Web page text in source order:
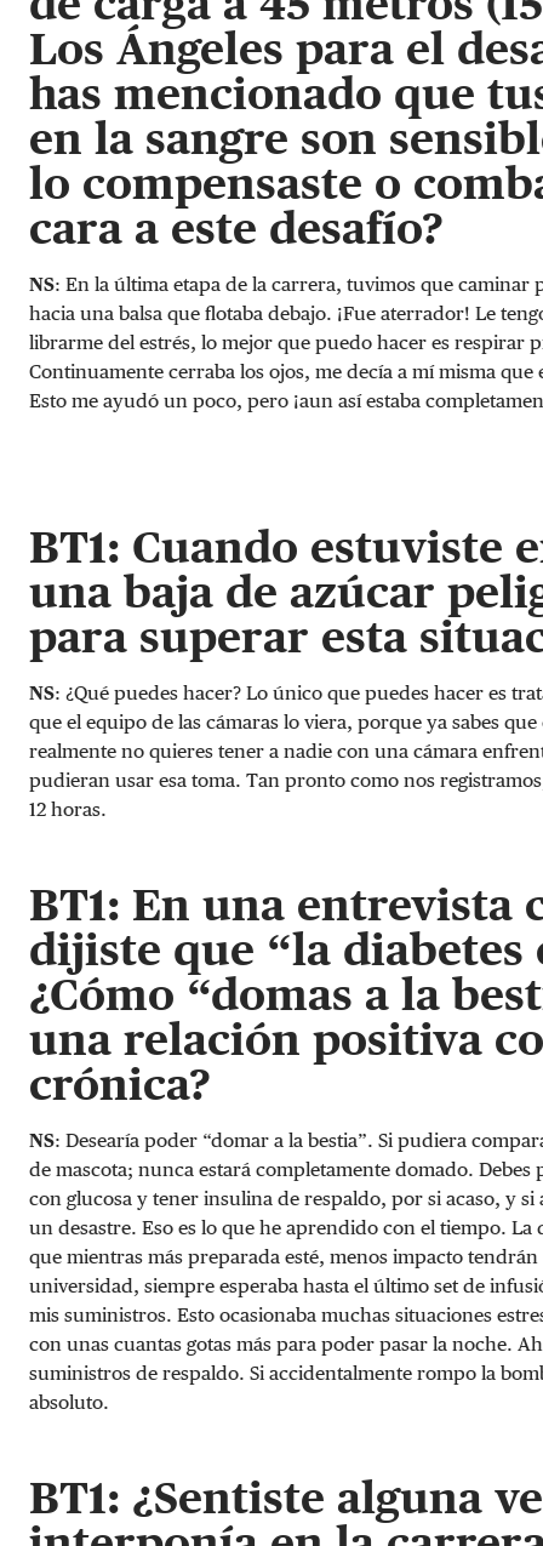
Los Ángeles para el
has mencionado que
en la sangre son
lo compensaste o
cara a este desafío?
NS: En la última etapa de la carrera, tuvimos que
hacia una balsa que flotaba debajo. ¡Fue aterrador! Le
librarme del estrés, lo mejor que puedo hacer es respirar
Continuamente cerraba los ojos, me decía a mí misma
Esto me ayudó un poco, pero ¡aun así estaba
BT1: Cuando estuviste
una baja de azúcar
para superar esta
NS: ¿Qué puedes hacer? Lo único que puedes hacer es
que el equipo de las cámaras lo viera, porque ya sabes
realmente no quieres tener a nadie con una cámara
pudieran usar esa toma. Tan pronto como nos
12 horas.
BT1: En una entrevista
dijiste que “la
¿Cómo “domas a la
una relación positiva
crónica?
NS: Desearía poder “domar a la bestia”. Si pudiera
de mascota; nunca estará completamente domado.
con glucosa y tener insulina de respaldo, por si acaso, y
un desastre. Eso es lo que he aprendido con el tiempo.
que mientras más preparada esté, menos impacto
universidad, siempre esperaba hasta el último set de
mis suministros. Esto ocasionaba muchas situaciones
con unas cuantas gotas más para poder pasar la noche.
suministros de respaldo. Si accidentalmente rompo la
absoluto.
BT1: ¿Sentiste alguna